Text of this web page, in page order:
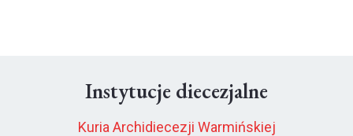
Instytucje diecezjalne
Kuria Archidiecezji Warmińskiej